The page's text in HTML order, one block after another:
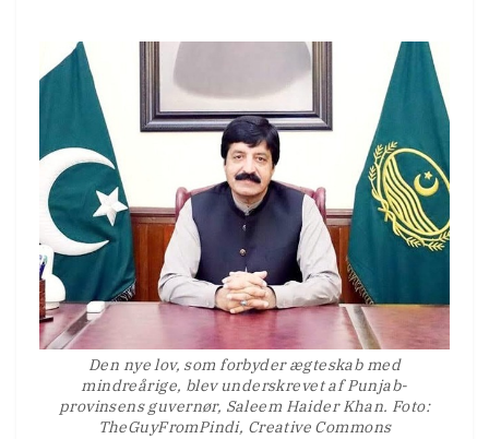
Den nye lov, som forbyder ægteskab med
mindreårige, blev underskrevet af Punjab-
provinsens guvernør, Saleem Haider Khan. Foto:
TheGuyFromPindi, Creative Commons